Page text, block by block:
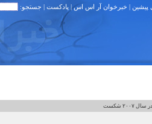
پیشین | خبرخوان آر اس اس| پادکست | جستجو:
شکست